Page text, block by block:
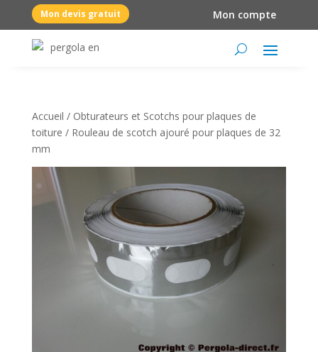
Mon devis gratuit Mon compte
Accueil / Obturateurs et Scotchs pour plaques de
toiture / Rouleau de scotch ajouré pour plaques de 32
mm